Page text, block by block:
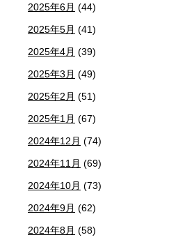
2025年6月 (44)
2025年5月 (41)
2025年4月 (39)
2025年3月 (49)
2025年2月 (51)
2025年1月 (67)
2024年12月 (74)
2024年11月 (69)
2024年10月 (73)
2024年9月 (62)
2024年8月 (58)